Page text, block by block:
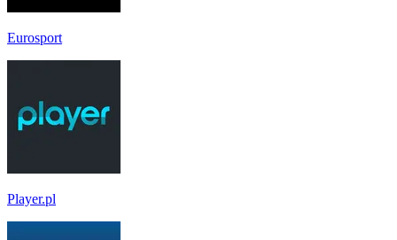
Eurosport
Player.pl